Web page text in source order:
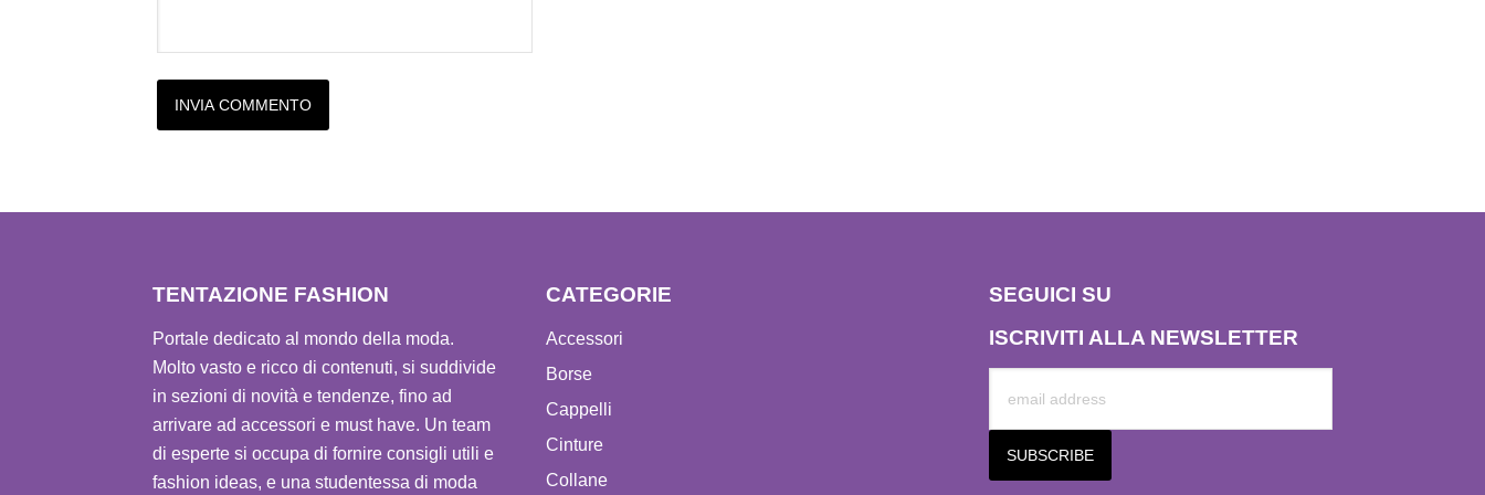
TENTAZIONE FASHION
Portale dedicato al mondo della moda.
Molto vasto e ricco di contenuti, si suddivide
in sezioni di novità e tendenze, fino ad
arrivare ad accessori e must have. Un team
di esperte si occupa di fornire consigli utili e
fashion ideas, e una studentessa di moda
CATEGORIE
Accessori
Borse
Cappelli
Cinture
Collane
SEGUICI SU
ISCRIVITI ALLA NEWSLETTER